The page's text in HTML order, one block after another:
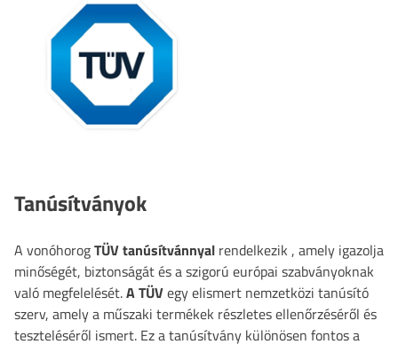
Tanúsítványok
A vonóhorogTÜV tanúsítvánnyal rendelkezik , amely igazolja
minőségét, biztonságát és a szigorú európai szabványoknak
való megfelelését.A TÜVegy elismert nemzetközi tanúsító
szerv, amely a műszaki termékek részletes ellenőrzéséről és
teszteléséről ismert. Ez a tanúsítvány különösen fontos a